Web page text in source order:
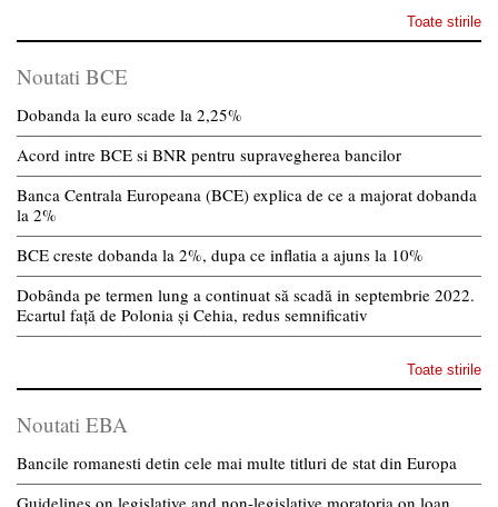
Toate stirile
Noutati BCE
Dobanda la euro scade la 2,25%
Acord intre BCE si BNR pentru supravegherea bancilor
Banca Centrala Europeana (BCE) explica de ce a majorat dobanda
la 2%
BCE creste dobanda la 2%, dupa ce inflatia a ajuns la 10%
Dobânda pe termen lung a continuat să scadă in septembrie 2022.
Ecartul față de Polonia și Cehia, redus semnificativ
Toate stirile
Noutati EBA
Bancile romanesti detin cele mai multe titluri de stat din Europa
Guidelines on legislative and non-legislative moratoria on loan